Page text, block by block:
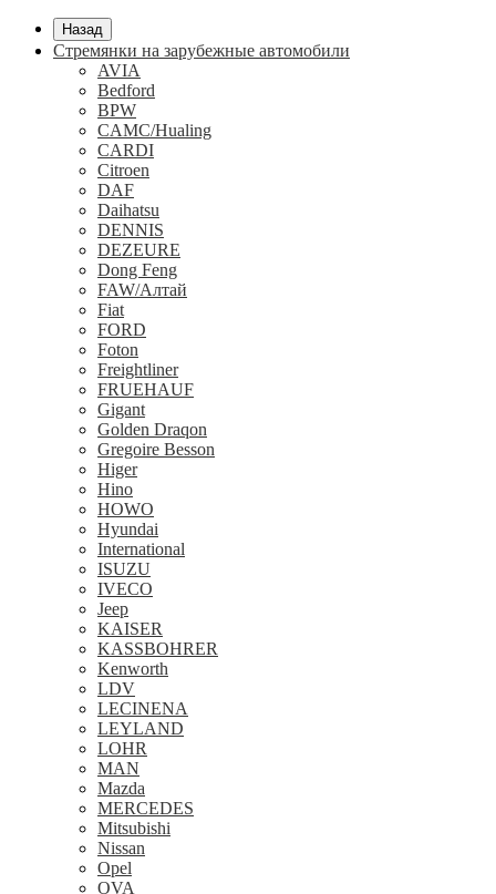
Назад
Стремянки на зарубежные автомобили
AVIA
Bedford
BPW
CAMC/Hualing
CARDI
Citroen
DAF
Daihatsu
DENNIS
DEZEURE
Dong Feng
FAW/Алтай
Fiat
FORD
Foton
Freightliner
FRUEHAUF
Gigant
Golden Draqon
Gregoire Besson
Higer
Hino
HOWO
Hyundai
International
ISUZU
IVECO
Jeep
KAISER
KASSBOHRER
Kenworth
LDV
LECINENA
LEYLAND
LOHR
MAN
Mazda
MERCEDES
Mitsubishi
Nissan
Opel
OVA